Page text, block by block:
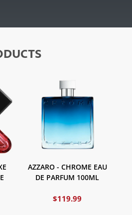
AZZARO - CHROME EAU
DE PARFUM 100ML
$119.99